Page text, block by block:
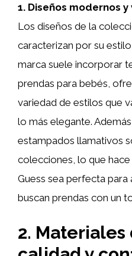
1. Diseños modernos
Los diseños de la
caracterizan por su
marca suele incorporar
prendas para bebés,
variedad de estilos que
lo más elegante.
estampados llamativos
colecciones, lo que
Guess sea perfecta
buscan prendas con un
2. Materiales